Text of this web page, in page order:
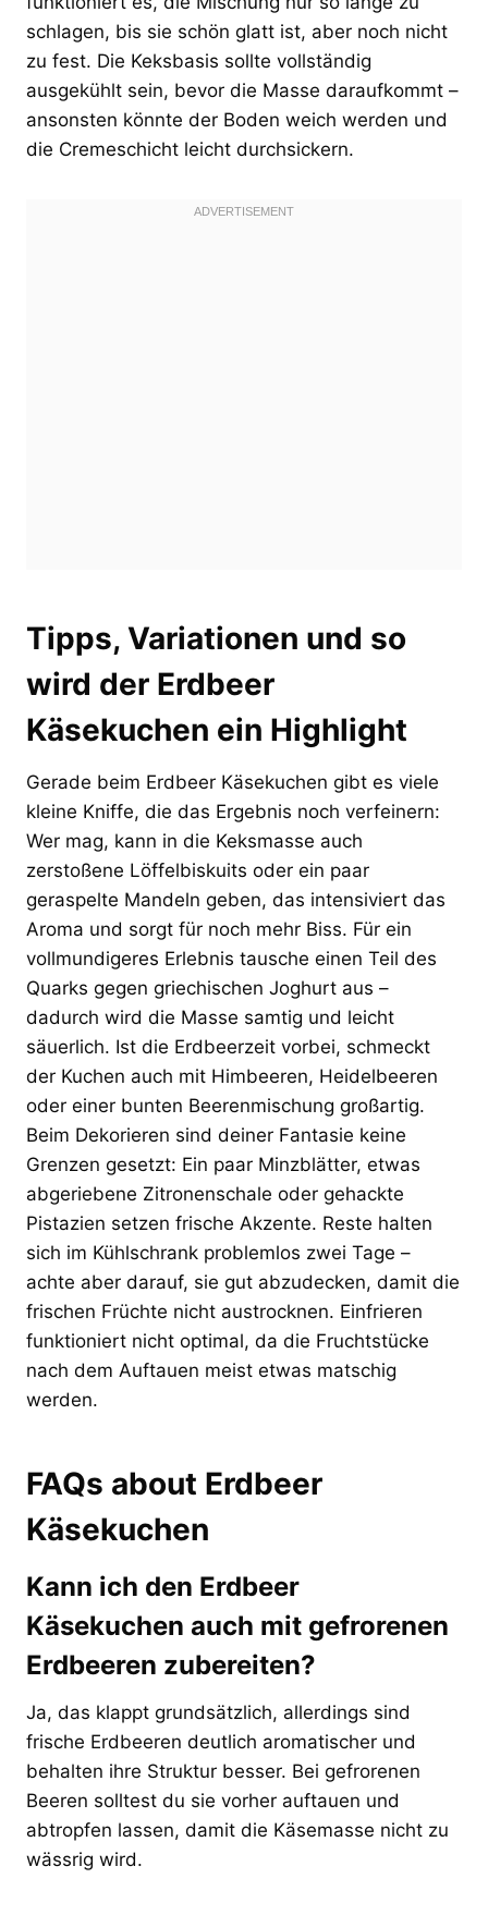
schlagen, bis sie schön glatt ist, aber noch nicht
zu fest. Die Keksbasis sollte vollständig
ausgekühlt sein, bevor die Masse daraufkommt –
ansonsten könnte der Boden weich werden und
die Cremeschicht leicht durchsickern.
Tipps, Variationen und so
wird der Erdbeer
Käsekuchen ein Highlight
Gerade beim Erdbeer Käsekuchen gibt es viele
kleine Kniffe, die das Ergebnis noch verfeinern:
Wer mag, kann in die Keksmasse auch
zerstoßene Löffelbiskuits oder ein paar
geraspelte Mandeln geben, das intensiviert das
Aroma und sorgt für noch mehr Biss. Für ein
vollmundigeres Erlebnis tausche einen Teil des
Quarks gegen griechischen Joghurt aus –
dadurch wird die Masse samtig und leicht
säuerlich. Ist die Erdbeerzeit vorbei, schmeckt
der Kuchen auch mit Himbeeren, Heidelbeeren
oder einer bunten Beerenmischung großartig.
Beim Dekorieren sind deiner Fantasie keine
Grenzen gesetzt: Ein paar Minzblätter, etwas
abgeriebene Zitronenschale oder gehackte
Pistazien setzen frische Akzente. Reste halten
sich im Kühlschrank problemlos zwei Tage –
achte aber darauf, sie gut abzudecken, damit die
frischen Früchte nicht austrocknen. Einfrieren
funktioniert nicht optimal, da die Fruchtstücke
nach dem Auftauen meist etwas matschig
werden.
FAQs about Erdbeer
Käsekuchen
Kann ich den Erdbeer
Käsekuchen auch mit gefrorenen
Erdbeeren zubereiten?
Ja, das klappt grundsätzlich, allerdings sind
frische Erdbeeren deutlich aromatischer und
behalten ihre Struktur besser. Bei gefrorenen
Beeren solltest du sie vorher auftauen und
abtropfen lassen, damit die Käsemasse nicht zu
wässrig wird.